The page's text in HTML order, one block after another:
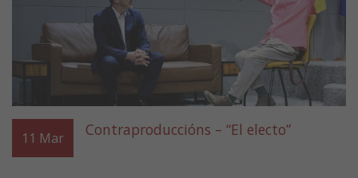
11 Mar Contraproduccións – “El electo”